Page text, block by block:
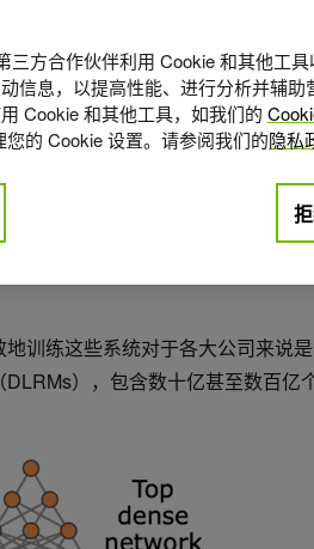
训练这些系统对于各大公司来说是
），包含数十亿甚至数百亿
三方合作伙伴利用 Cookie 和其他工
信息，以提高性能、进行分析并辅助
Cookie 和其他工具，如我们的
您的 Cookie 设置。请参阅我们的隐私